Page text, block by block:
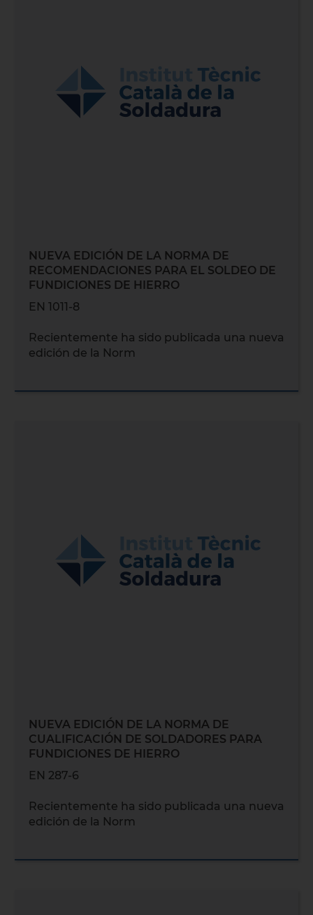
NUEVA EDICIÓN DE LA NORMA DE
RECOMENDACIONES PARA EL SOLDEO DE
FUNDICIONES DE HIERRO
EN 1011-8
Recientemente ha sido publicada una nueva
edición de la Norm
NUEVA EDICIÓN DE LA NORMA DE
CUALIFICACIÓN DE SOLDADORES PARA
FUNDICIONES DE HIERRO
EN 287-6
Recientemente ha sido publicada una nueva
edición de la Norm